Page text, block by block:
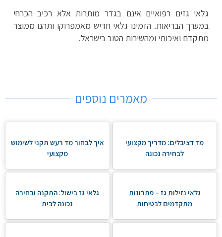
גלאי גזים רפואיים אינם בגדר מותרות אלא רכיב הכרחי
במערך הבריאות. הזמינו גלאי חדיש מאמפרוקו ותהנו ממוצר
מתקדם ואיכותי ומהשירות הטוב בישראל.
מאמרים נוספים
מד דציבלים: מדריך מקצועי
לבחירה נכונה
איך לבחור מד רעש תקני לשימוש
מקצועי
גלאי נזילות גז – פתרונות
מתקדמים לבטיחות
גלאי גז בישול: התקנה ובחירה
נכונה לבית